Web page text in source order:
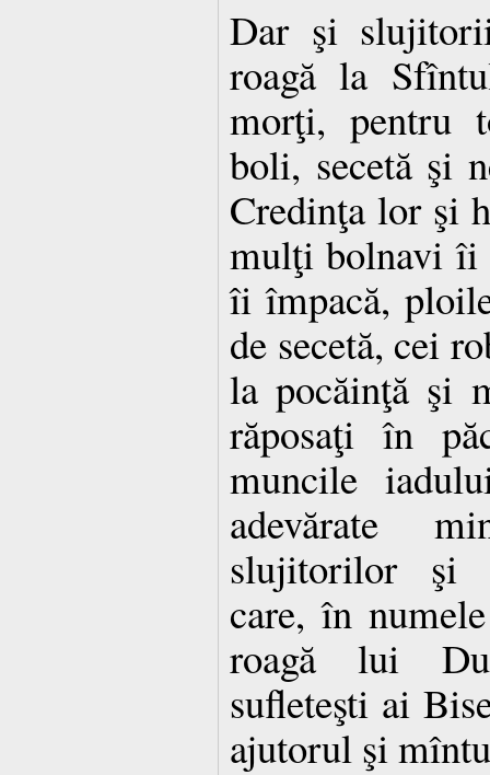
Dar şi
roagă la
morţi, pentru
boli, secetă şi
Credinţa lor şi
mulţi bolnavi îi
îi împacă,
de secetă, cei
la pocăinţă şi
răposaţi în
muncile
adevărate
slujitorilor şi
care, în
roagă lui
sufleteşti ai
ajutorul şi